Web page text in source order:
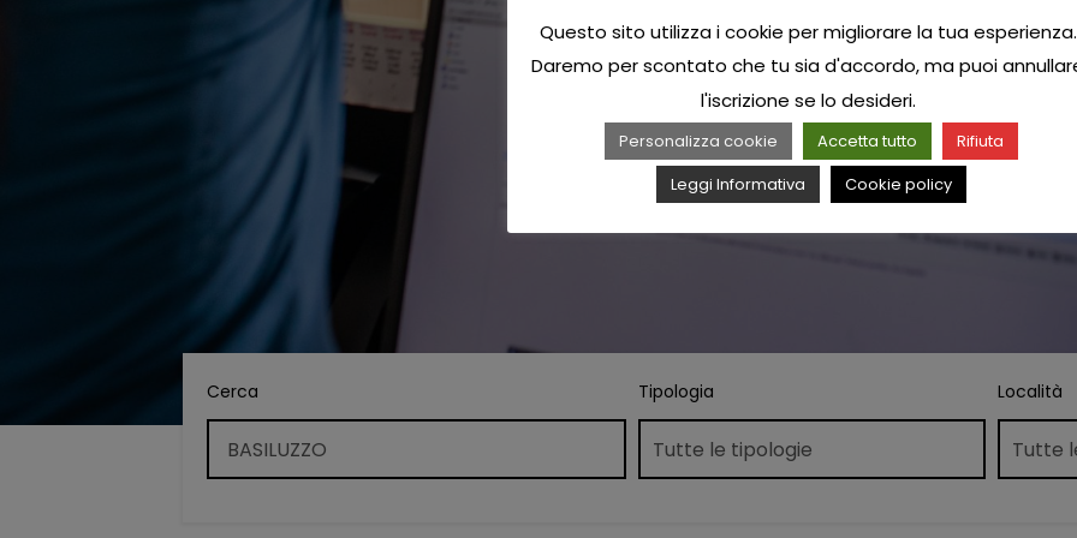
Cerca Tipologia Località
Questo sito utilizza i cookie per migliorare la tua esperienza.
Daremo per scontato che tu sia d'accordo, ma puoi
l'iscrizione se lo desideri.
Personalizza cookie Accetta tutto
Rifiuta
Leggi Informativa
Cookie policy